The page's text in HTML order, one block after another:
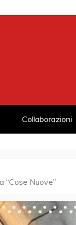
Collaborazioni
“Cose Nuove”